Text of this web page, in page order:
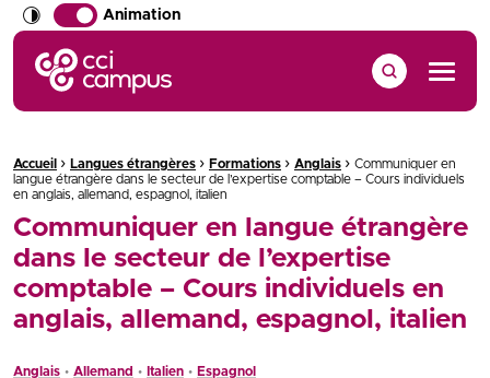
Animation
CCI Campus La formation qui vous ressemble
Menu
Fil d'Ariane :
Accueil › Langues étrangères › Formations › Anglais › Communiquer en
langue étrangère dans le secteur de l’expertise comptable – Cours individuels
en anglais, allemand, espagnol, italien
Communiquer en langue étrangère
dans le secteur de l’expertise
comptable – Cours individuels en
anglais, allemand, espagnol, italien
Anglais Allemand Italien Espagnol